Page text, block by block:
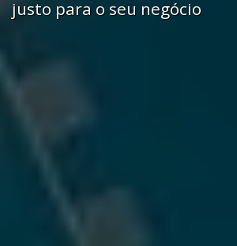
justo para o seu negócio